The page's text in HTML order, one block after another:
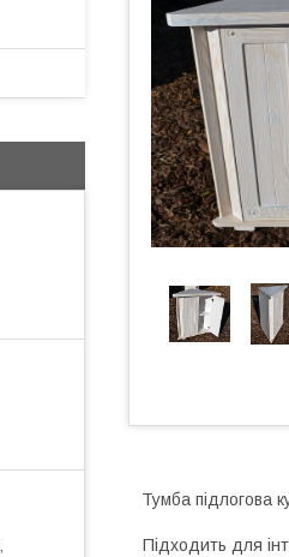
Тумба підлогова
Підходить для